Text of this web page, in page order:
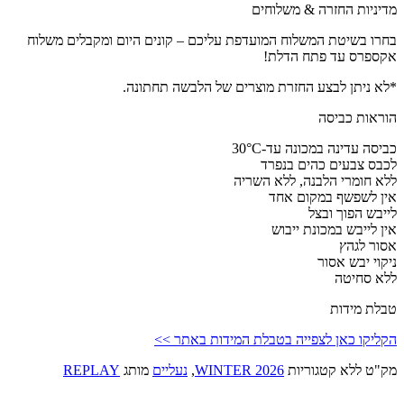
מדיניות החזרה & משלוחים
בחרו בשיטת המשלוח המועדפת עליכם – קונים היום ומקבלים משלוח
אקספרס עד פתח הדלת!
*לא ניתן לבצע החזרת מוצרים של הלבשה תחתונה.
הוראות כביסה
כביסה עדינה במכונה עד-30°C
לכבס צבעים כהים בנפרד
ללא חומרי הלבנה, ללא השריה
אין לשפשף במקום אחד
לייבש הפוך ובצל
אין לייבש במכונת ייבוש
אסור לגהץ
ניקוי יבש אסור
ללא סחיטה
טבלת מידות
הקליקו כאן לצפייה בטבלת המידות באתר >>
מק"ט ללא קטגוריות WINTER 2026
, נעליים מותג REPLAY